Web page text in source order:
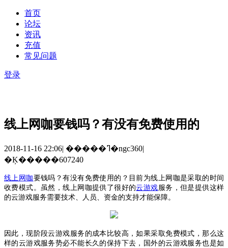
首页
论坛
资讯
充值
常见问题
登录
线上网咖要钱吗？有没有免费使用的
2018-11-16 22:06| �����ߣ�ngc360|
�Ķ�����607240
线上网咖要钱吗？有没有免费使用的 ？目前为线上网咖是采取的时间
收费模式。虽然，线上网咖提供了很好的云游戏 服务，但是提供这样
的云游戏服务需要技术、人员、资金的支持才能保障。
因此，现阶段云游戏服务的成本比较高，如果采取免费模式，那么这
样的云游戏服务势必不能长久的保持下去，国外的云游戏服务也是如